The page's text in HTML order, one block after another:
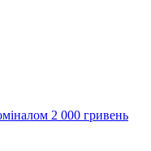
2 000 гривень